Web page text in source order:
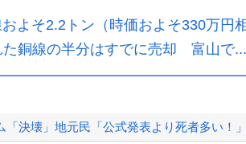
よそ2.2トン（時価およそ330万円
た銅線の半分はすでに売却 富山で...
「決壊」地元民「公式発表より死者多い！